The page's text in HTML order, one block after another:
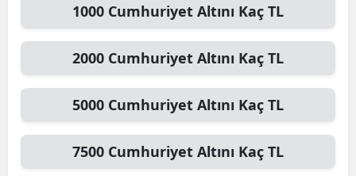
1000 Cumhuriyet Altını Kaç TL
2000 Cumhuriyet Altını Kaç TL
5000 Cumhuriyet Altını Kaç TL
7500 Cumhuriyet Altını Kaç TL